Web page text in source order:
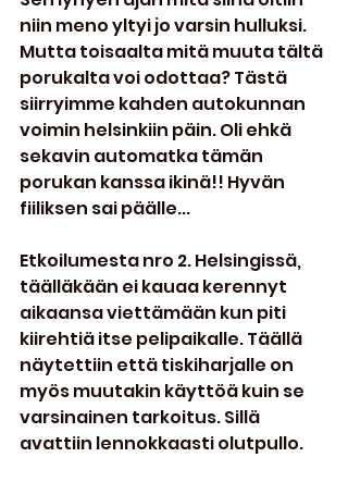
niin meno yltyi jo varsin hulluksi.
Mutta toisaalta mitä muuta tältä
porukalta voi odottaa? Tästä
siirryimme kahden autokunnan
voimin helsinkiin päin. Oli ehkä
sekavin automatka tämän
porukan kanssa ikinä!! Hyvän
fiiliksen sai päälle...
Etkoilumesta nro 2. Helsingissä,
täälläkään ei kauaa kerennyt
aikaansa viettämään kun piti
kiirehtiä itse pelipaikalle. Täällä
näytettiin että tiskiharjalle on
myös muutakin käyttöä kuin se
varsinainen tarkoitus. Sillä
avattiin lennokkaasti olutpullo.